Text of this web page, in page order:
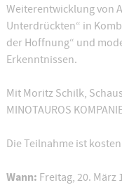
Weiterentwicklung von
Unterdrückten“ in
der Hoffnung“ und
Erkenntnissen.
Mit Moritz Schilk,
MINOTAUROS
Die Teilnahme ist
Wann: Freitag, 20. März